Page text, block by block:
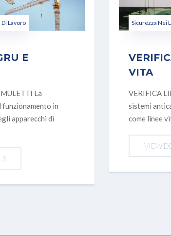
Lavoro
E
La
in
apparecchi di
Sicurezza Nei
VITA
VERIFICA
sistemi
come linee
VIEW